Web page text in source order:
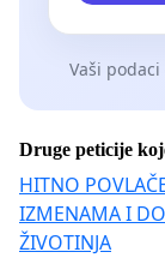
Vaši
Druge peticije
HITNO
IZMENAMA I
ŽIVOTINJA